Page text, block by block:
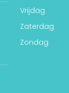
Vrijdag
Zaterdag
Zondag